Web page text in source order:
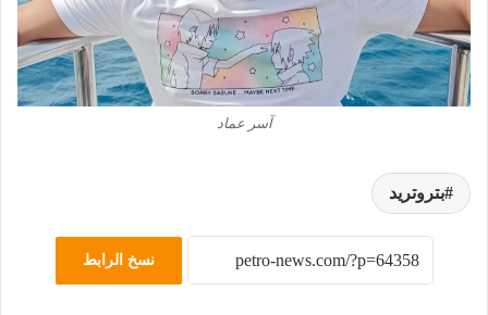
آسر عماد
بتروتريد
نسخ الرابط